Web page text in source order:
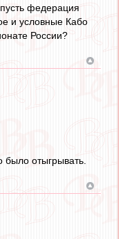
федерация
и условные Кабо
России?
отыгрывать.